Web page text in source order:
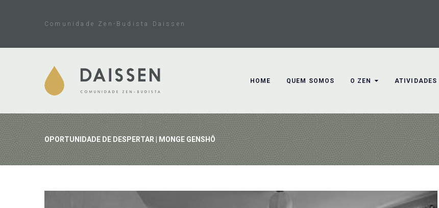
Comunidade Zen-Budista Daissen
HOME QUEM SOMOS O ZEN ATIVIDADES
OPORTUNIDADE DE DESPERTAR | MONGE GENSHÔ